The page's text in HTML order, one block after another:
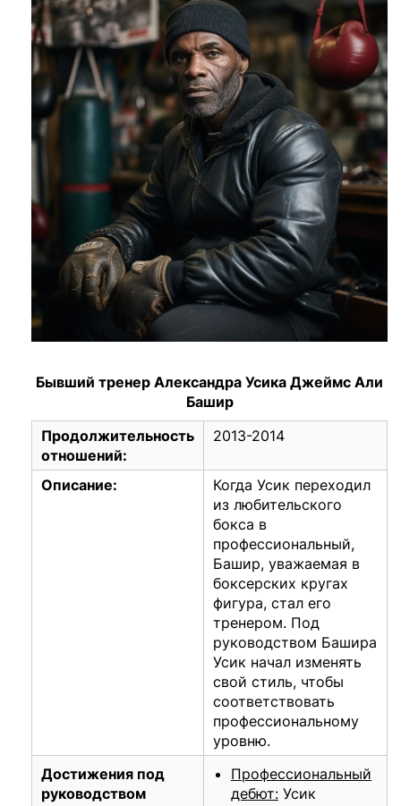
Бывший тренер Александра Усика Джеймс Али
Башир
Продолжительность
отношений:
2013-2014
Описание:
Когда Усик переходил
из любительского
бокса в
профессиональный,
Башир, уважаемая в
боксерских кругах
фигура, стал его
тренером. Под
руководством Башира
Усик начал изменять
свой стиль, чтобы
соответствовать
профессиональному
уровню.
Достижения под
руководством
Профессиональный
дебют: Усик